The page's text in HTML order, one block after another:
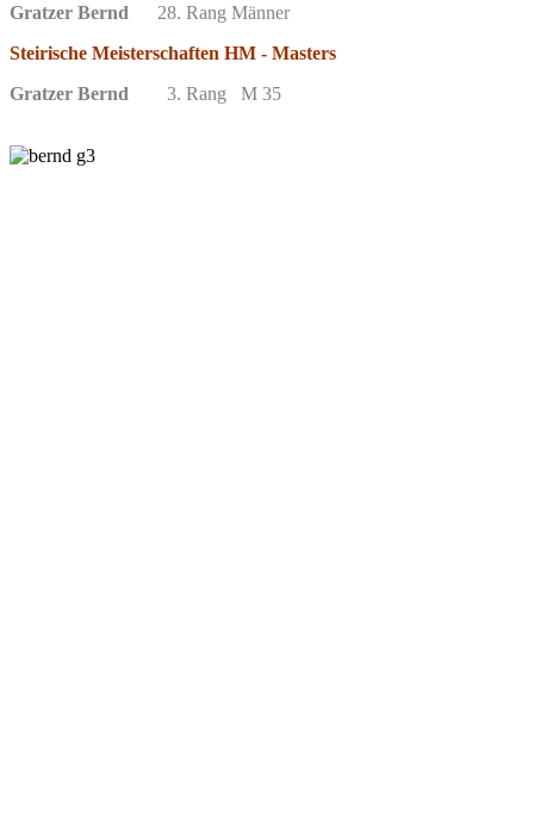
Gratzer Bernd 28. Rang Männer
Steirische Meisterschaften HM - Masters
Gratzer Bernd 3. Rang M 35